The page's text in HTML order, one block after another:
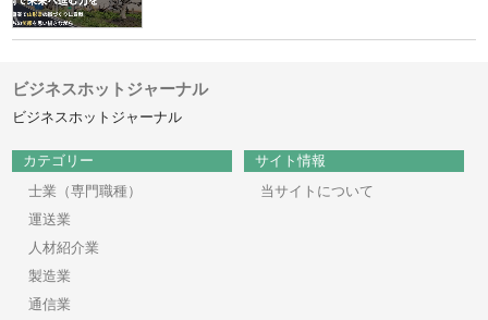
ビジネスホットジャーナル
ビジネスホットジャーナル
カテゴリー
士業（専門職種）
運送業
人材紹介業
製造業
通信業
サイト情報
当サイトについて